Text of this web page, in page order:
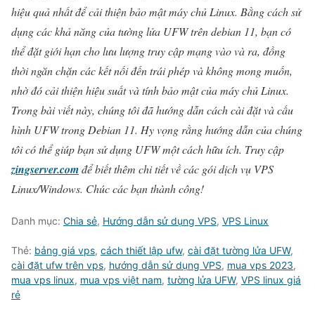
hiệu quả nhất để cải thiện bảo mật máy chủ Linux. Bằng cách sử
dụng các khả năng của tường lửa UFW trên debian 11, bạn có
thể đặt giới hạn cho lưu lượng truy cập mạng vào và ra, đồng
thời ngăn chặn các kết nối đến trái phép và không mong muốn,
nhờ đó cải thiện hiệu suất và tính bảo mật của máy chủ Linux.
Trong bài viết này, chúng tôi đã hướng dẫn cách cài đặt và cấu
hình UFW trong Debian 11. Hy vọng rằng hướng dẫn của chúng
tôi có thể giúp bạn sử dụng UFW một cách hữu ích. Truy cập
zingserver.comđể biết thêm chi tiết về các gói dịch vụ VPS
Linux/Windows. Chúc các bạn thành công!
Danh mục: Chia sẻ, Hướng dẫn sử dụng VPS, VPS Linux
Thẻ: bảng giá vps, cách thiết lập ufw, cài đặt tường lửa UFW,
cài đặt ufw trên vps, hướng dẫn sử dụng VPS, mua vps 2023,
mua vps linux, mua vps việt nam, tường lửa UFW, VPS linux giá
rẻ